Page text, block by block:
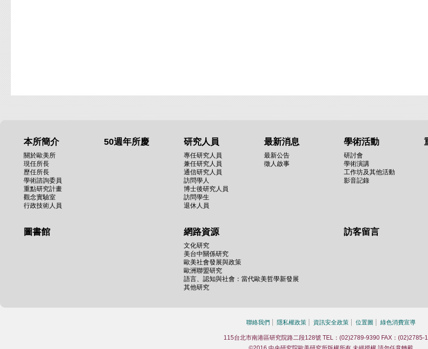
本所簡介
關於歐美所
現任所長
歷任所長
學術諮詢委員
重點研究計畫
觀念實驗室
行政技術人員
50週年所慶 研究人員
專任研究人員
兼任研究人員
通信研究人員
訪問學人
博士後研究人員
訪問學生
退休人員
最新消息
最新公告
徵人啟事
學術活動
研討會
學術演講
工作坊及其他活動
影音記錄
圖書館 網路資源
文化研究
美台中關係研究
歐美社會發展與政策
歐洲聯盟研究
語言、認知與社會：當代歐美哲學新發展
其他研究
訪客留言
聯絡我們 隱私權政策 資訊安全政策 位置圖 綠色消費宣導
115台北市南港區研究院路二段128號 TEL：(02)2789-9390 FAX：(02)2785-